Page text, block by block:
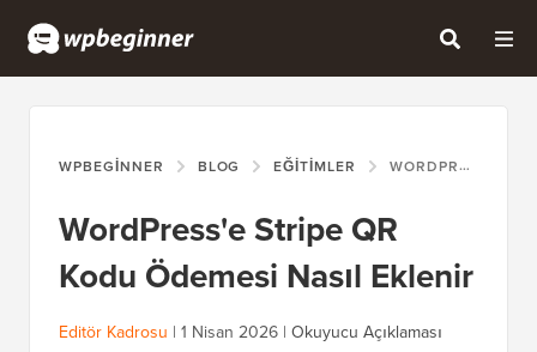
WPBEGINNER BLOG EĞITIMLER WORDPRESS'E STRIPE QR KODU ÖDEMESI NASIL EKLENIR
WordPress'e Stripe QR
Kodu Ödemesi Nasıl Eklenir
Editör Kadrosu | 1 Nisan 2026 | Okuyucu Açıklaması